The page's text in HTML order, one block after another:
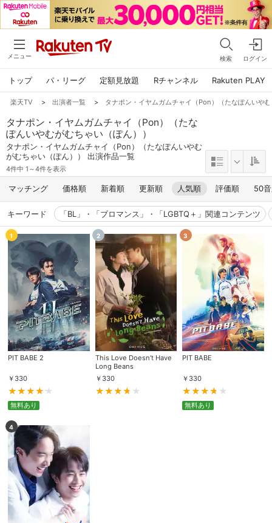
メニュー 検索 ログイン
トップ パ・リーグ 定額見放題 Rチャンネル Rakuten PLAY
楽天TV > 出演者一覧 > タナポン・イヤムガムチャイ（Pon）（たなぽんいや
タナポン・イヤムガムチャイ（Pon）（たな
ぽんいやむがむちゃい（ぽん））
タナポン・イヤムガムチャイ（Pon）（たなぽんいやむ
がむちゃい（ぽん）） 出演作品一覧
4件中 1～4件を表示
マッチング 価格順 新着順 更新順 人気順 評価順 50
キーワード 「BL」・「ブロマンス」・「LGBTQ＋」関連コンテンツ
1
PIT BABE 2
￥ 330
無料あり
2
This Love Doesn’t Have
Long Beans
￥ 330
3
PIT BABE
￥ 330
無料あり
4